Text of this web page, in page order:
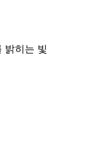
밝히는 빛